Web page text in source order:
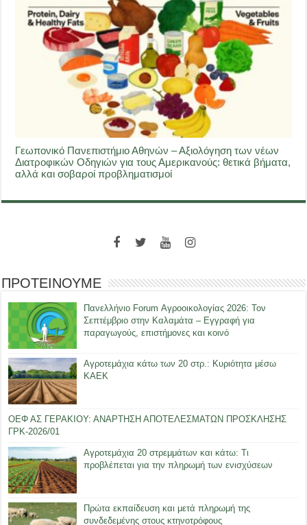
Γεωπονικό Πανεπιστήμιο Αθηνών – Αξιολόγηση των νέων
Διατροφικών Οδηγιών για τους Αμερικανούς: θετικά βήματα,
αλλά και σοβαροί προβληματισμοί
ΠΡΟΤΕΙΝΟΥΜΕ
Πανελλήνιο Forum Αγροοικολογίας 2026: Τον
Σεπτέμβριο στην Καλαμάτα – Εγγραφή για
παραγωγούς, επιστήμονες και κοινό
Αγροτεμάχια κάτω των 20 στρ.: Κυριότητα μέσω
ΚΑΕΚ
ΟΕΦ ΑΣ ΓΕΡΑΚΙΟΥ: ΑΝΑΡΤΗΣΗ ΑΠΟΤΕΛΕΣΜΑΤΩΝ ΠΡΟΣΚΛΗΣΗΣ
ΓΡΚ-2026/01
Αγροτεμάχια 20 στρεμμάτων και κάτω: Τι
προβλέπεται για την πληρωμή των ενισχύσεων
Πρώτα εκπαίδευση και μετά πληρωμή της
συνδεδεμένης στους κτηνοτρόφους